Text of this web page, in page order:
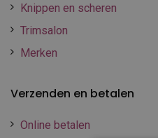
Knippen en scheren
Trimsalon
Merken
Verzenden en betalen
Online betalen